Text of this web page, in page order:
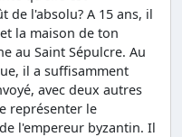
l'absolu? A 15 ans, il
la maison de ton
au Saint Sépulcre. Au
il a suffisamment
avec deux autres
représenter le
l'empereur byzantin. Il